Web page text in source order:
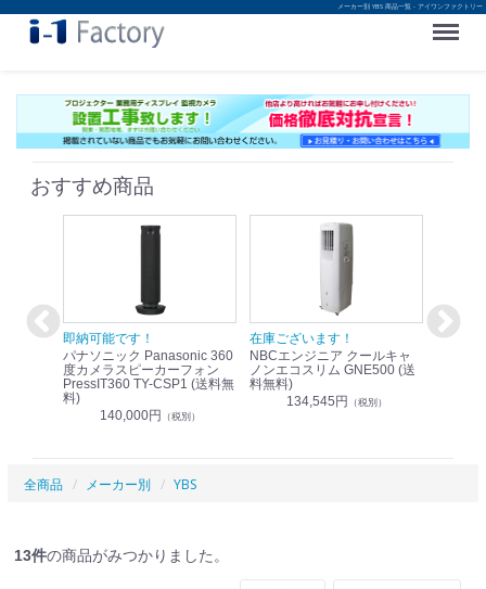
メーカー別 YBS 商品一覧 - アイワンファクトリー
Menu
おすすめ商品
即納可能です！
パナソニック Panasonic 360
度カメラスピーカーフォン
PressIT360 TY-CSP1 (送料無
料)
140,000円 （税別）
在庫ございます！
NBCエンジニア クールキャ
ノンエコスリム GNE500 (送
料無料)
134,545円 （税別）
即納可
全商品 メーカー別 YBS
13件の商品がみつかりました。